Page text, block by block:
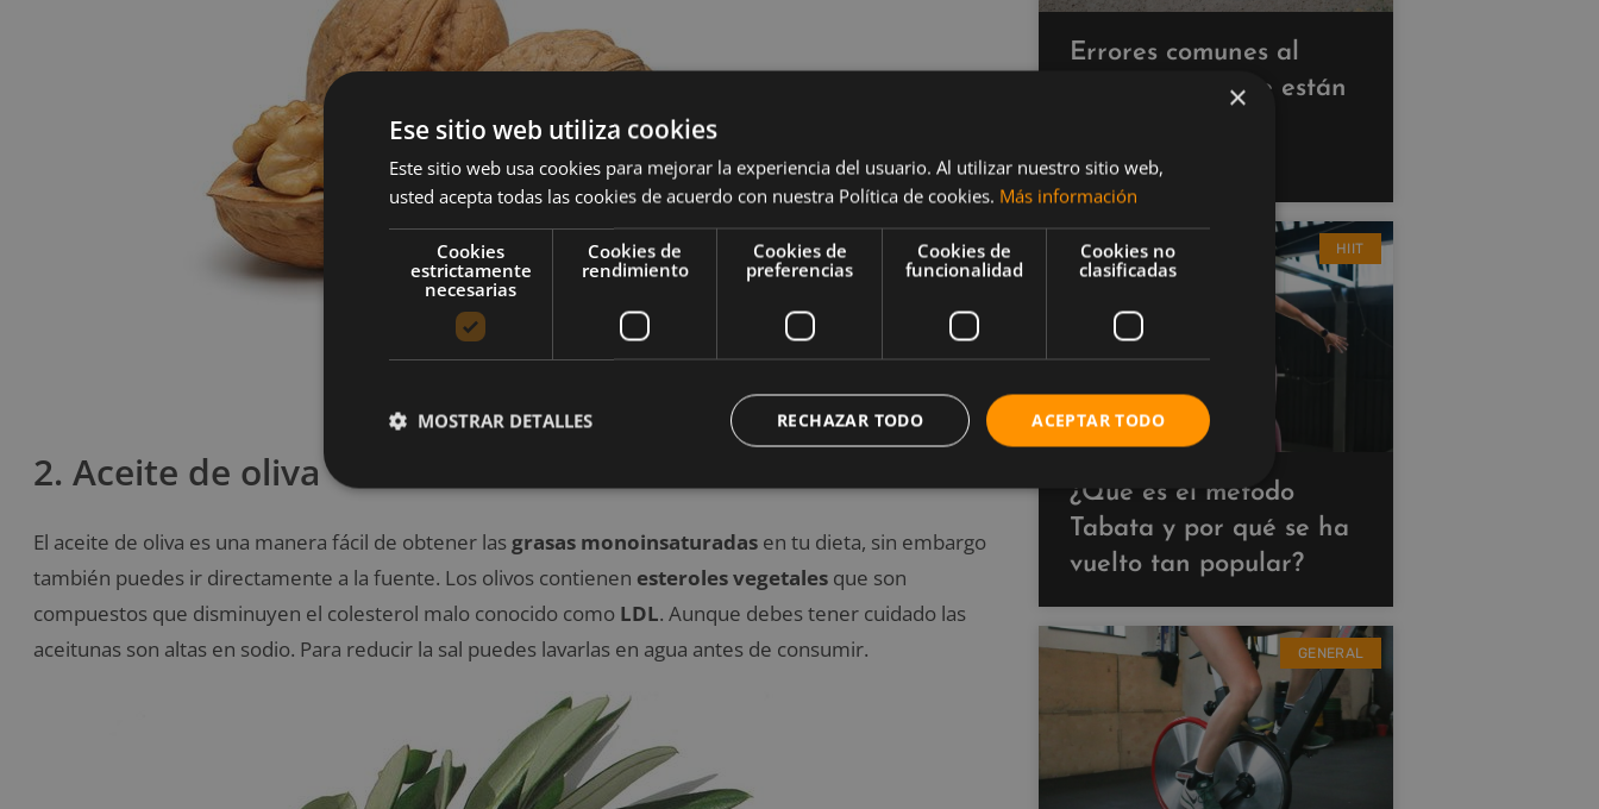
2. Aceite de oliva
El aceite de oliva es una manera fácil de obtener las grasas monoinsaturadas en tu dieta, sin embargo
también puedes ir directamente a la fuente. Los olivos contienen esteroles vegetales que son
compuestos que disminuyen el colesterol malo conocido como LDL. Aunque debes tener cuidado las
aceitunas son altas en sodio. Para reducir la sal puedes lavarlas en agua antes de consumir.
Errores comunes al
hacer cardio que están
resultados
HIIT
¿Qué es el método
Tabata y por qué se ha
vuelto tan popular?
GENERAL
×
Ese sitio web utiliza cookies
Este sitio web usa cookies para mejorar la experiencia del usuario. Al utilizar nuestro sitio web,
usted acepta todas las cookies de acuerdo con nuestra Política de cookies. Más información
Cookies
estrictamente
necesarias
Cookies de
rendimiento
Cookies de
preferencias
Cookies de
funcionalidad
Cookies no
clasificadas
ACEPTAR TODO
RECHAZAR TODO
MOSTRAR DETALLES